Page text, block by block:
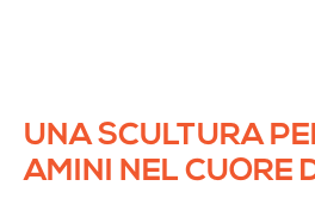
UNA SCULTURA
AMINI NEL CUORE